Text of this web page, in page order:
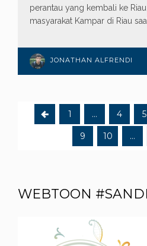
perantau yang kembali ke
masyarakat Kampar di Riau
JONATHAN ALFRENDI
1 … 4 5
9 10 …
WEBTOON